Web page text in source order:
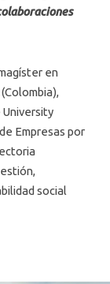
en
Empresas por
social